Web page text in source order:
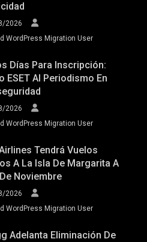
2026
WordPress Migration User
Días Para Inscripción:
ESET Al Periodismo En
2026
WordPress Migration User
Tendrá Vuelos
A La Isla De Margarita A
Noviembre
2026
WordPress Migration User
Adelanta Eliminación De